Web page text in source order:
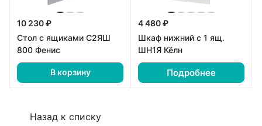
10 230 ₽
Стол с ящиками С2ЯШ
800 Фенис
В корзину
4 480 ₽
Шкаф нижний с 1 ящ.
ШН1Я Кёлн
Подробнее
Назад к списку